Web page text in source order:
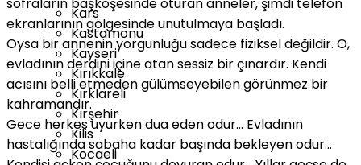
Kars
Kastamonu
Kayseri
Kırıkkale
Kırklareli
Kırşehir
Kilis
Kocaeli
ekranlarının gölgesinde unutulmaya başladı.
Oysa bir annenin yorgunluğu sadece fiziksel değildir. O,
evladının derdini içine atan sessiz bir çınardır. Kendi
acısını belli etmeden gülümseyebilen görünmez bir
kahramandır.
Gece herkes uyurken dua eden odur… Evladının
hastalığında sabaha kadar başında bekleyen odur…